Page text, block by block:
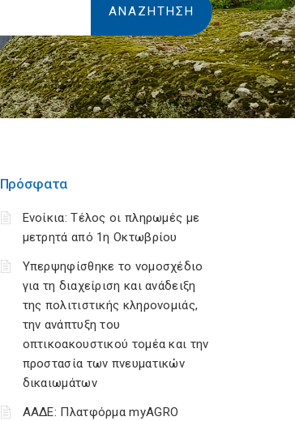
Πρόσφατα
Ενοίκια: Τέλος οι πληρωμές με
μετρητά από 1η Οκτωβρίου
Υπερψηφίσθηκε το νομοσχέδιο
για τη διαχείριση και ανάδειξη
της πολιτιστικής κληρονομιάς,
την ανάπτυξη του
οπτικοακουστικού τομέα και την
προστασία των πνευματικών
δικαιωμάτων
ΑΑΔΕ: Πλατφόρμα myAGRO